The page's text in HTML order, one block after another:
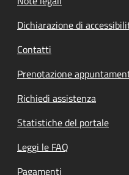
Dichiarazione di
Contatti
Prenotazione
Richiedi assistenza
Statistiche del portale
Leggi le FAQ
Pagamenti